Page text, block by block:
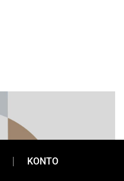
KONTO